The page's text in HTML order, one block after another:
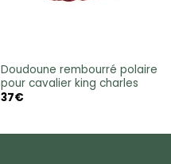
Doudoune rembourré polaire
pour cavalier king charles
37€